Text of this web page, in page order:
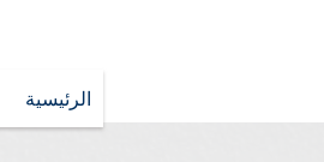
الرئيسية